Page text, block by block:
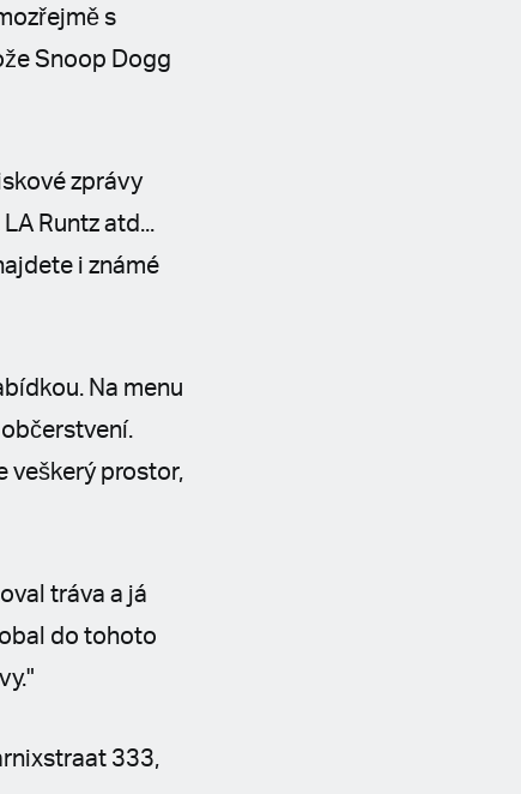
s
Snoop Dogg
zprávy
Runtz atd...
i známé
Na menu
veškerý prostor,
tráva a já
do tohoto
333,